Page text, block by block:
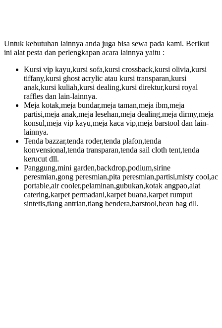
Untuk kebutuhan lainnya anda juga bisa sewa pada kami. Berikut
ini alat pesta dan perlengkapan acara lainnya yaitu :
Kursi vip kayu,kursi sofa,kursi crossback,kursi olivia,kursi
tiffany,kursi ghost acrylic atau kursi transparan,kursi
anak,kursi kuliah,kursi dealing,kursi direktur,kursi royal
raffles dan lain-lainnya.
Meja kotak,meja bundar,meja taman,meja ibm,meja
partisi,meja anak,meja lesehan,meja dealing,meja dirmy,meja
konsul,meja vip kayu,meja kaca vip,meja barstool dan lain-
lainnya.
Tenda bazzar,tenda roder,tenda plafon,tenda
konvensional,tenda transparan,tenda sail cloth tent,tenda
kerucut dll.
Panggung,mini garden,backdrop,podium,sirine
peresmian,gong peresmian,pita peresmian,partisi,misty cool,ac
portable,air cooler,pelaminan,gubukan,kotak angpao,alat
catering,karpet permadani,karpet buana,karpet rumput
sintetis,tiang antrian,tiang bendera,barstool,bean bag dll.